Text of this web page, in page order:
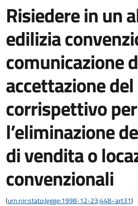
Risiedere in un
edilizia
comunicazione
accettazione del
corrispettivo per
l’eliminazione
di vendita o
convenzionali
(urn:nir:stato:legge:1998-12-23;448~art31)